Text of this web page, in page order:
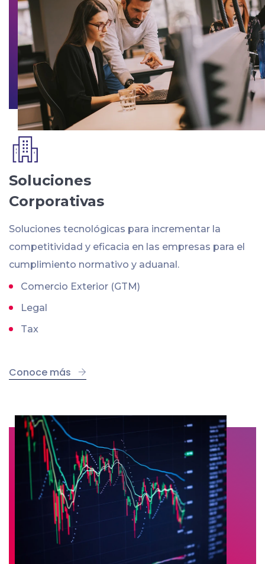
Soluciones
Corporativas
Soluciones tecnológicas para incrementar la
competitividad y eficacia en las empresas para el
cumplimiento normativo y aduanal.
Comercio Exterior (GTM)
Legal
Tax
Conoce más